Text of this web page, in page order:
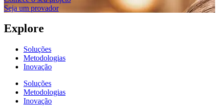
Seja um provador
Explore
Soluções
Metodologias
Inovação
Soluções
Metodologias
Inovação